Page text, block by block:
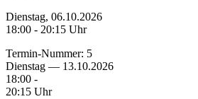
Dienstag, 06.10.2026
18:00 - 20:15 Uhr
Termin-Nummer: 5
Dienstag — 13.10.2026
18:00 -
20:15 Uhr